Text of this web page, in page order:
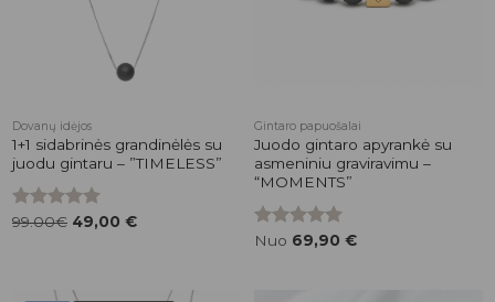
Dovanų idėjos
1+1 sidabrinės grandinėlės su
juodu gintaru – ”TIMELESS”
Įvertinimas:
99.00€ 49,00 €
Gintaro papuošalai
Juodo gintaro apyrankė su
asmeniniu graviravimu –
“MOMENTS”
Įvertinimas:
Nuo 69,90 €